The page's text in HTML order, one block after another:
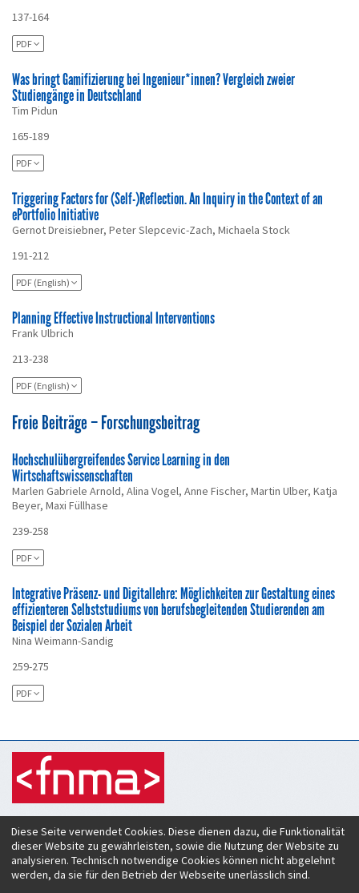
137-164
PDF
Was bringt Gamifizierung bei Ingenieur*innen? Vergleich zweier
Studiengänge in Deutschland
Tim Pidun
165-189
PDF
Triggering Factors for (Self-)Reflection. An Inquiry in the Context of an
ePortfolio Initiative
Gernot Dreisiebner, Peter Slepcevic-Zach, Michaela Stock
191-212
PDF (English)
Planning Effective Instructional Interventions
Frank Ulbrich
213-238
PDF (English)
Freie Beiträge – Forschungsbeitrag
Hochschulübergreifendes Service Learning in den
Wirtschaftswissenschaften
Marlen Gabriele Arnold, Alina Vogel, Anne Fischer, Martin Ulber, Katja
Beyer, Maxi Füllhase
239-258
PDF
Integrative Präsenz- und Digitallehre: Möglichkeiten zur Gestaltung eines
effizienteren Selbststudiums von berufsbegleitenden Studierenden am
Beispiel der Sozialen Arbeit
Nina Weimann-Sandig
259-275
PDF
Zeitschrift für Hochschulentwicklung
c/o Verein Forum neue Medien in der Lehre Austria
Rheinstraße 27
A-6890 Lustenau
Diese Seite verwendet Cookies. Diese dienen dazu, die Funktionalität
dieser Website zu gewährleisten, sowie die Nutzung der Website zu
analysieren. Technisch notwendige Cookies können nicht abgelehnt
werden, da sie für den Betrieb der Webseite unerlässlich sind.